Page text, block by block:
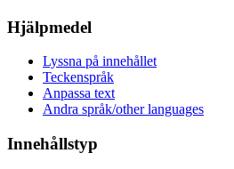
Hjälpmedel
Lyssna på innehållet
Teckenspråk
Anpassa text
Andra språk/other languages
Innehållstyp